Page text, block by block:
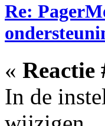
Re:
« Reactie
In de